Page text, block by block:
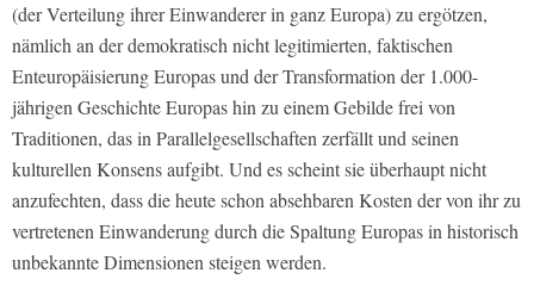
(der Verteilung ihrer Einwanderer in ganz Europa) zu ergötzen,
nämlich an der demokratisch nicht legitimierten, faktischen
Enteuropäisierung Europas und der Transformation der 1.000-
jährigen Geschichte Europas hin zu einem Gebilde frei von
Traditionen, das in Parallelgesellschaften zerfällt und seinen
kulturellen Konsens aufgibt. Und es scheint sie überhaupt nicht
anzufechten, dass die heute schon absehbaren Kosten der von ihr zu
vertretenen Einwanderung durch die Spaltung Europas in historisch
unbekannte Dimensionen steigen werden.